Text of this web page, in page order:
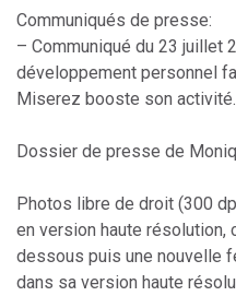
Communiqués de presse:
– Communiqué du 23 juillet
développement personnel
Miserez booste son activité.
Dossier de presse de
Photos libre de droit (300
en version haute résolution,
dessous puis une nouvelle
dans sa version haute